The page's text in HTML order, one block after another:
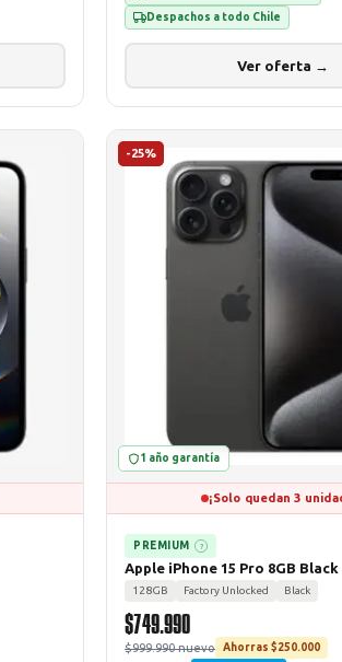
Despachos a todo Chile
Ver oferta →
-25%
1 año garantía
¡Solo quedan 3
PREMIUM ?
Apple iPhone 15 Pro 8GB Black
128GB Factory Unlocked Black
$749.990
$999.990 nuevo Ahorras $250.000